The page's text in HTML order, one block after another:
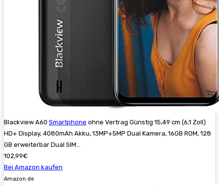
Blackview A60 Smartphone ohne Vertrag Günstig 15,49 cm (6,1 Zoll)
HD+ Display, 4080mAh Akku, 13MP+5MP Dual Kamera, 16GB ROM, 128
GB erweiterbar Dual SIM...
102,99€
Bei Amazon kaufen
Amazon.de